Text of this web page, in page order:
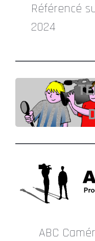
Référencé
2024
ABC